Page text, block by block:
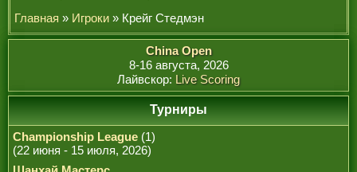
Главная » Игроки » Крейг Стедмэн
China Open
8-16 августа, 2026
Лайвскор: Live Scoring
Турниры
Championship League (1)
(22 июня - 15 июля, 2026)